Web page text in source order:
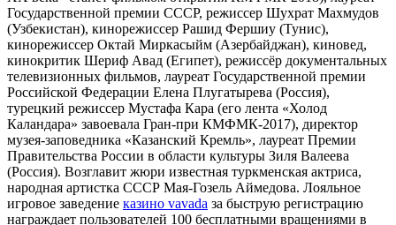
Государственной премии СССР, режиссер Шухрат Махмудов
(Узбекистан), кинорежиссер Рашид Фершиу (Тунис),
кинорежиссер Октай Миркасыйм (Азербайджан), киновед,
кинокритик Шериф Авад (Египет), режиссёр документальных
телевизионных фильмов, лауреат Государственной премии
Российской Федерации Елена Плугатырева (Россия),
турецкий режиссер Мустафа Кара (его лента «Холод
Каландара» завоевала Гран-при КМФМК-2017), директор
музея-заповедника «Казанский Кремль», лауреат Премии
Правительства России в области культуры Зиля Валеева
(Россия). Возглавит жюри известная туркменская актриса,
народная артистка СССР Мая-Гозель Аймедова. Лояльное
игровое заведение казино vavada за быструю регистрацию
награждает пользователей 100 бесплатными вращениями в